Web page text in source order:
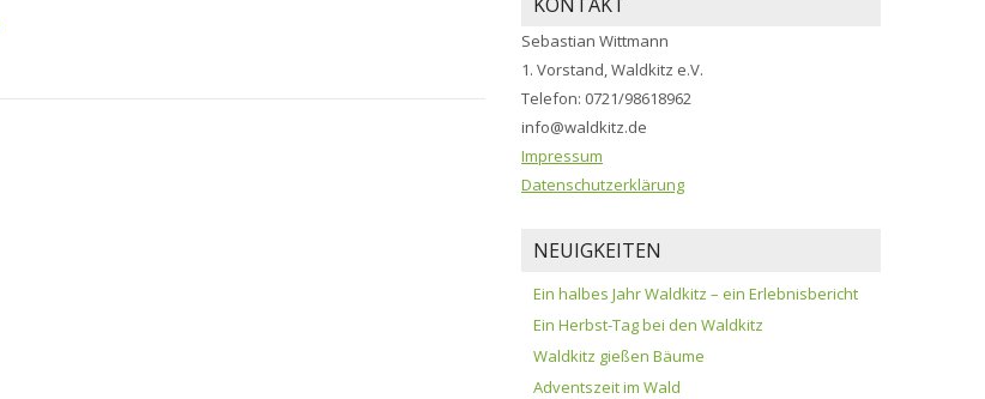
Sebastian Wittmann
1. Vorstand, Waldkitz e.V.
Telefon: 0721/98618962
info@waldkitz.de
Impressum
Datenschutzerklärung
NEUIGKEITEN
Ein halbes Jahr Waldkitz – ein Erlebnisbericht
Ein Herbst-Tag bei den Waldkitz
Waldkitz gießen Bäume
Adventszeit im Wald